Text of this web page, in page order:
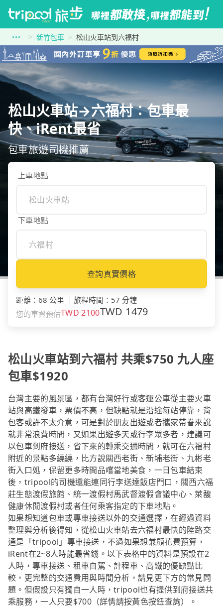
新竹包車 松山火車站到六福村
松山火車站→六福村：包車最
快、iRent最省
包車旅遊司機推薦
上車地點
下車地點
查詢真實價格
距離 ： 68 公里 旅程時間 ： 57 分鐘
您的車資預估TWD2100TWD 1479
松山火車站到六福村 共乘$750 九人座
包車$1920
台灣主要的風景區，都有台灣好行或客運公車從主要火車
站與高鐵發車，票價不高，但缺點就是沿途每站停靠，背
包客或許不太介意，可是對於朋友出遊或者攜家帶眷來說
就非常浪費時間，又如果出遊多天或行李眾多者，建議可
以包車到府接送，省下來的轉乘交通時間，就可在六福村
附近的景點多繞繞，比方說關西老街、新埔老街、九彬老
街入口処，保留更多時間品嚐當地美食，一日包車結束
後，tripool的司機還能連同行李送達飯店門口，關西六福
莊生態渡假旅館、統一渡假村馬武督渡假會議中心、萊馥
健康休閒渡假村或者任何乘客指定的下車地點。
如果想知道包車或專車接送以外的交通選擇，在經過資料
整理與分析後得知，從松山火車站去六福村最快的陸路交
通是「tripool」專車接送，不過如果想兼顧花費預算，
iRent在2~8人時能最省錢。以下表格中的資料是預設在2
人時，專車接送、租車自駕、計程車、高鐵的優缺點比
較，更完整的交通費用與時間分析，請見更下方的常見問
題。但假設只有獨自一人時，tripool也有提供到府接送共
乘服務，一人只要$700（詳情請按黃色按鈕查詢）。